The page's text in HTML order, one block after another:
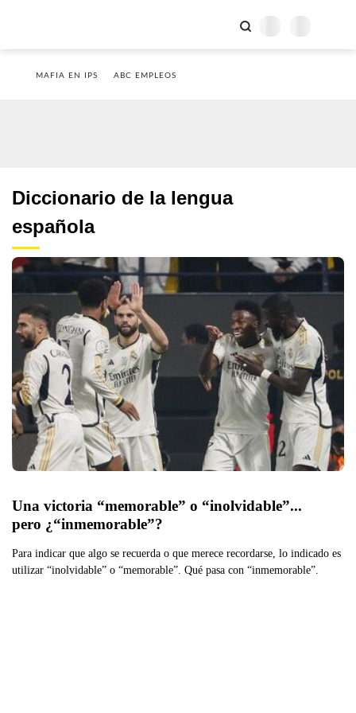
MAFIA EN IPS ABC EMPLEOS
Diccionario de la lengua
española
Una victoria “memorable” o “inolvidable”...
pero ¿“inmemorable”?
Para indicar que algo se recuerda o que merece recordarse, lo indicado es
utilizar “inolvidable” o “memorable”. Qué pasa con “inmemorable”.